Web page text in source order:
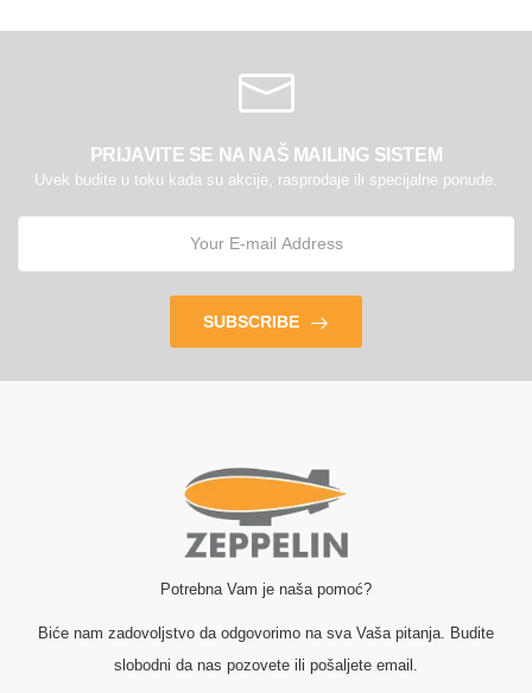
PRIJAVITE SE NA NAŠ MAILING SISTEM
Uvek budite u toku kada su akcije, rasprodaje ili specijalne ponude.
SUBSCRIBE
Potrebna Vam je naša pomoć?
Biće nam zadovoljstvo da odgovorimo na sva Vaša pitanja. Budite
slobodni da nas pozovete ili pošaljete email.